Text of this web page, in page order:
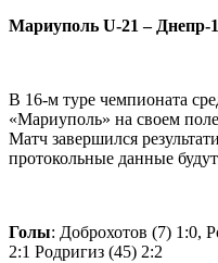
Мариуполь U-21 –
В 16-м туре чемпионата
«Мариуполь» на своем
Матч завершился
протокольные данные
Голы: Доброхотов (7) 1:0,
2:1 Родригиз (45) 2:2